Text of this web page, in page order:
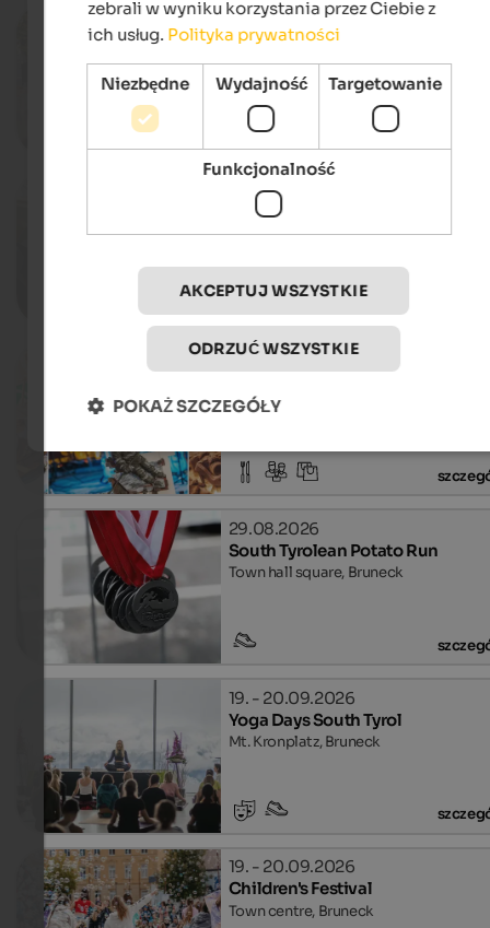
06.03. - 30.10.2026
Farmers’ market in Bruneck
Graben, Bruneck
02.08.2025 - 25.10.2026
‘s Terner Schmelzpfandl
Terenten & environs, Terenten
21. - 22.08.2026
Village centre, Welsberg-Taisten
29.08.2026
South Tyrolean Potato Run
Town hall square, Bruneck
19. - 20.09.2026
Yoga Days South Tyrol
Mt. Kronplatz, Bruneck
19. - 20.09.2026
Children's Festival
Town centre, Bruneck
zebrali w wyniku korzystania przez Ciebie z
ich usług. Polityka prywatności
Niezbędne Wydajność Targetowanie
Funkcjonalność
AKCEPTUJ WSZYSTKIE
ODRZUĆ WSZYSTKIE
POKAŻ SZCZEGÓŁY